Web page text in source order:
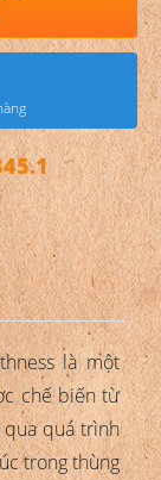
là một
chế biến từ
quá trình
trong thùng